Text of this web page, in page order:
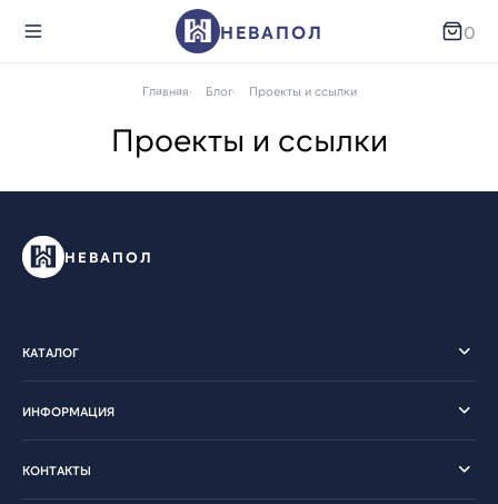
НЕВАПОЛ 0
Главная Блог Проекты и ссылки
Проекты и ссылки
НЕВАПОЛ
КАТАЛОГ
ИНФОРМАЦИЯ
КОНТАКТЫ